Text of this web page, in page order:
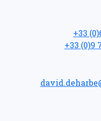
+33
+33 (0)9